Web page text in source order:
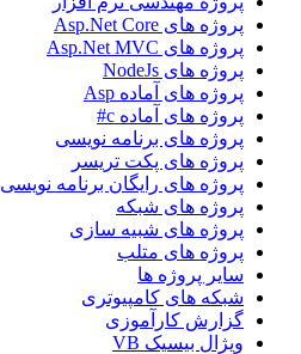
پروژه های Asp.Net Core
پروژه های Asp.Net MVC
پروژه های NodeJs
پروژه های آماده Asp
پروژه های آماده c#
پروژه های برنامه نویسی
پروژه های پکت تریسر
پروژه های رایگان برنامه نویسی
پروژه های شبکه
پروژه های شبیه سازی
پروژه های متلب
سایر پروژه ها
شبکه های کامپیوتری
گزارش کارآموزی
ویژال بیسیک VB